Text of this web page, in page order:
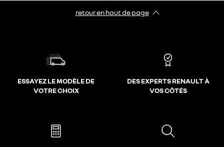
retour en haut de page​
ESSAYEZ LE MODÈLE DE
VOTRE CHOIX
DES EXPERTS RENAULT À
VOS CÔTÉS